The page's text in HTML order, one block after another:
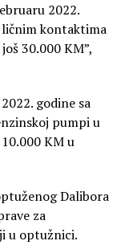
2022.
kontaktima
30.000 КM”,
godine sa
pumpi u
KM u
Dalibora
za
u optužnici.